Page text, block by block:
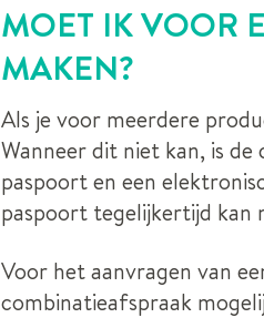
MOET IK VOOR
MAKEN?
Als je voor meerdere
Wanneer dit niet kan, is
paspoort en een
paspoort tegelijkertijd kan
Voor het aanvragen van
combinatieafspraak